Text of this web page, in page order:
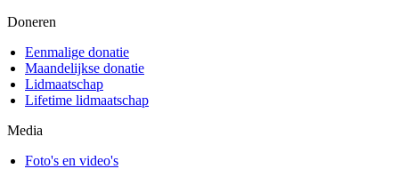
Doneren
Eenmalige donatie
Maandelijkse donatie
Lidmaatschap
Lifetime lidmaatschap
Media
Foto's en video's